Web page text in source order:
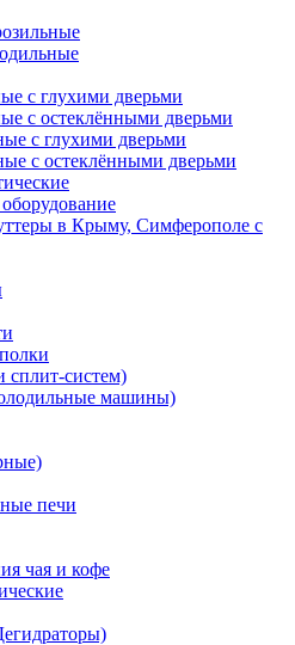
с глухими дверьми
с остеклёнными дверьми
с глухими дверьми
с остеклёнными дверьми
в Крыму, Симферополе с
систем)
машины)
печи
чая и кофе